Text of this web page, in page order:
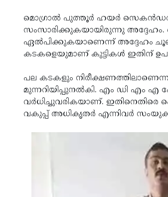
മൊഗ്രാല്‍ പുത്തൂര്‍ ഹയര്‍
സംസാരിക്കുകയായിരുന്നു
ഏല്‍പിക്കുകയാണെന്ന് അദ്ദേഹം
കടകളെയുമാണ് കുട്ടികള്‍ ഇതിന്
പല കടകളും
മുന്നറിയിപ്പുനല്‍കി. എം ഡി എം
വര്‍ധിച്ചുവരികയാണ്.
വകുപ്പ് അധികൃതര്‍ എന്നിവര്‍